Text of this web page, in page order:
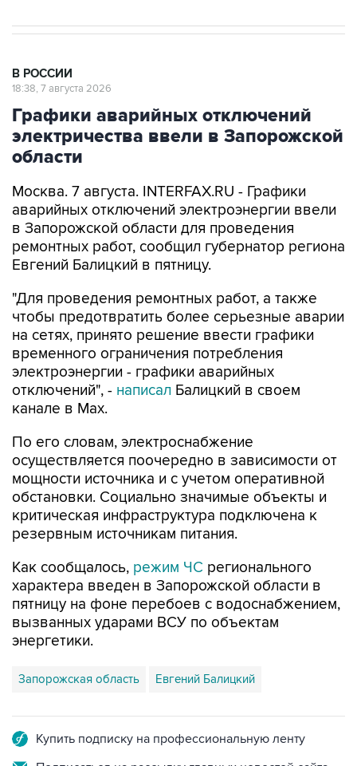
В РОССИИ
18:38, 7 августа 2026
Графики аварийных отключений
электричества ввели в Запорожской
области
Москва. 7 августа. INTERFAX.RU - Графики
аварийных отключений электроэнергии ввели
в Запорожской области для проведения
ремонтных работ, сообщил губернатор региона
Евгений Балицкий в пятницу.
"Для проведения ремонтных работ, а также
чтобы предотвратить более серьезные аварии
на сетях, принято решение ввести графики
временного ограничения потребления
электроэнергии - графики аварийных
отключений", - написал Балицкий в своем
канале в Max.
По его словам, электроснабжение
осуществляется поочередно в зависимости от
мощности источника и с учетом оперативной
обстановки. Социально значимые объекты и
критическая инфраструктура подключена к
резервным источникам питания.
Как сообщалось, режим ЧС регионального
характера введен в Запорожской области в
пятницу на фоне перебоев с водоснабжением,
вызванных ударами ВСУ по объектам
энергетики.
Запорожская область Евгений Балицкий
Купить подписку на профессиональную ленту